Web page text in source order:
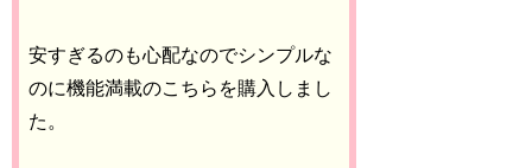
安すぎるのも心配なのでシンプルな
のに機能満載のこちらを購入しまし
た。